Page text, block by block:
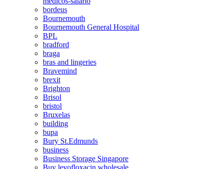
bordeus
Bournemouth
Bournemouth General Hospital
BPL
bradford
braga
bras and lingeries
Bravemind
brexit
Brighton
Brisol
bristol
Bruxelas
building
bupa
Bury St.Edmunds
business
Business Storage Singapore
Buy levofloxacin wholesale